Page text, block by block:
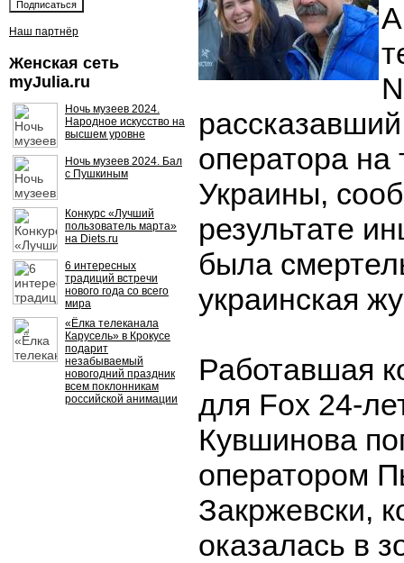
Наш партнёр
Женская сеть
myJulia.ru
Ночь музеев 2024.
Народное искусство на
высшем уровне
Ночь музеев 2024. Бал
с Пушкиным
Конкурс «Лучший
пользователь марта»
на Diets.ru
6 интересных
традиций встречи
нового года со всего
мира
«Ёлка телеканала
Карусель» в Крокусе
подарит
незабываемый
новогодний праздник
всем поклонникам
российской анимации
оператора на
Украины,
результате
была
украинская
Работавшая
для Fox 24-
Кувшинова
оператором
Закржевски,
оказалась в